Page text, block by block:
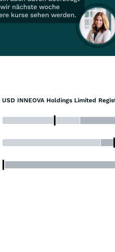
INNEOVA Holdings Limited